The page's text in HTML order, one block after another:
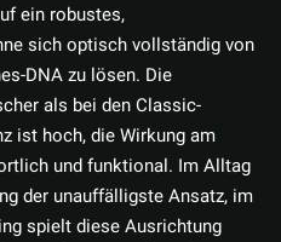
ein robustes,
sich optisch vollständig von
DNA zu lösen. Die
als bei den Classic-
ist hoch, die Wirkung am
und funktional. Im Alltag
der unauffälligste Ansatz, im
spielt diese Ausrichtung